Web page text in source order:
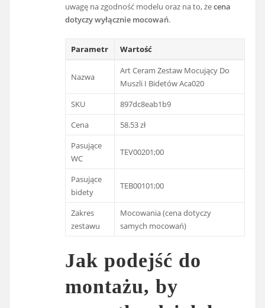
uwagę na zgodność modelu oraz na to, żecena
dotyczy wyłącznie mocowań.
Parametr Wartość
Nazwa
Art Ceram Zestaw Mocujący Do
Muszli I Bidetów Aca020
SKU
897dc8eab1b9
Cena
58.53 zł
Pasujące
WC
TEV00201;00
Pasujące
bidety
TEB00101;00
Zakres
zestawu
Mocowania (cena dotyczy
samych mocowań)
Jak podejść do
montażu, by